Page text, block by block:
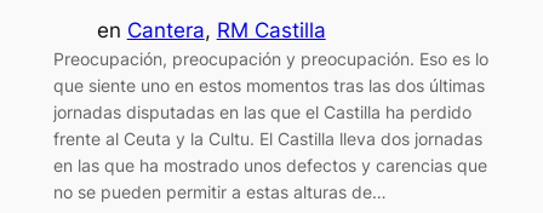
en Cantera, RM Castilla
Preocupación, preocupación y preocupación. Eso es lo
que siente uno en estos momentos tras las dos últimas
jornadas disputadas en las que el Castilla ha perdido
frente al Ceuta y la Cultu. El Castilla lleva dos jornadas
en las que ha mostrado unos defectos y carencias que
no se pueden permitir a estas alturas de…